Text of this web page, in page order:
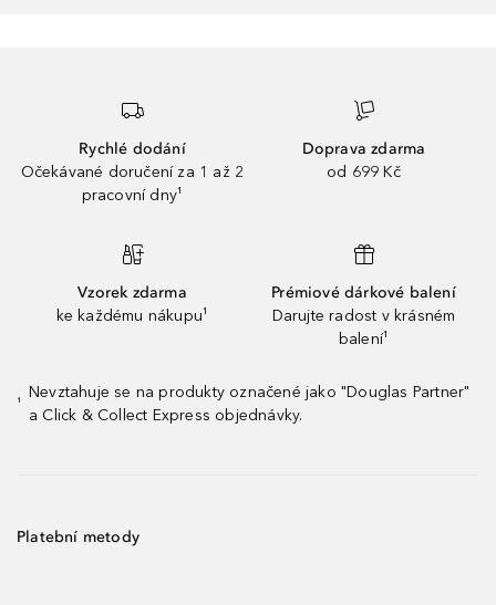
Rychlé dodání
Očekávané doručení za 1 až 2
pracovní dny¹
Doprava zdarma
od 699 Kč
Vzorek zdarma
ke každému nákupu¹
Prémiové dárkové balení
Darujte radost v krásném
balení¹
¹
Nevztahuje se na produkty označené jako "Douglas Partner"
a Click & Collect Express objednávky.
Platební metody